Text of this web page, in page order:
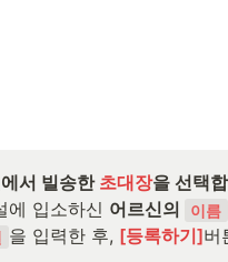
서 빌송한 초대장을 선택
에 입소하신 어르신의 이름
을 입력한 후, [등록하기]버